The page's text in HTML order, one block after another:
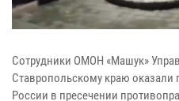
Сотрудники ОМОН «Машук»
Ставропольскому краю
России в пресечении